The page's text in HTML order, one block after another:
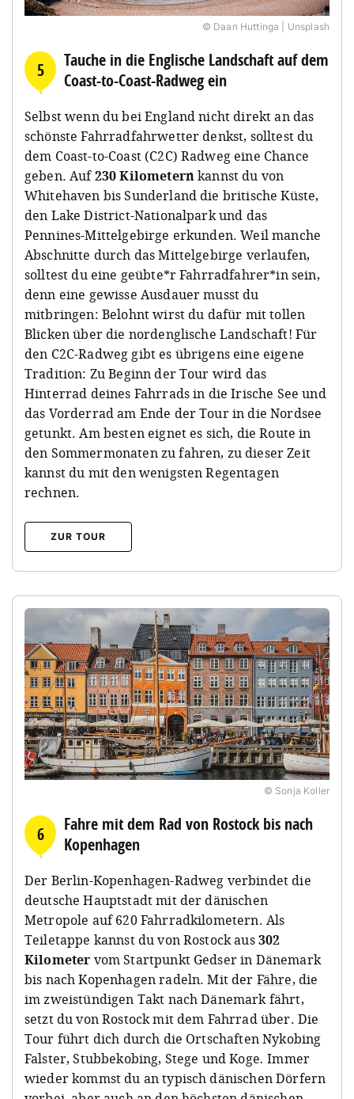
© Daan Huttinga | Unsplash
5
Tauche in die Englische Landschaft auf dem
Coast-to-Coast-Radweg ein
Selbst wenn du bei England nicht direkt an das
schönste Fahrradfahrwetter denkst, solltest du
dem Coast-to-Coast (C2C) Radweg eine Chance
geben. Auf230 Kilometernkannst du von
Whitehaven bis Sunderland die britische Küste,
den Lake District-Nationalpark und das
Pennines-Mittelgebirge erkunden. Weil manche
Abschnitte durch das Mittelgebirge verlaufen,
solltest du eine geübte*r Fahrradfahrer*in sein,
denn eine gewisse Ausdauer musst du
mitbringen: Belohnt wirst du dafür mit tollen
Blicken über die nordenglische Landschaft! Für
den C2C-Radweg gibt es übrigens eine eigene
Tradition: Zu Beginn der Tour wird das
Hinterrad deines Fahrrads in die Irische See und
das Vorderrad am Ende der Tour in die Nordsee
getunkt. Am besten eignet es sich, die Route in
den Sommermonaten zu fahren, zu dieser Zeit
kannst du mit den wenigsten Regentagen
rechnen.
ZUR TOUR
© Sonja Koller
6
Fahre mit dem Rad von Rostock bis nach
Kopenhagen
Der Berlin-Kopenhagen-Radweg verbindet die
deutsche Hauptstadt mit der dänischen
Metropole auf 620 Fahrradkilometern. Als
Teiletappe kannst du von Rostock aus302
Kilometer vom Startpunkt Gedser in Dänemark
bis nach Kopenhagen radeln. Mit der Fähre, die
im zweistündigen Takt nach Dänemark fährt,
setzt du von Rostock mit dem Fahrrad über. Die
Tour führt dich durch die Ortschaften Nykobing
Falster, Stubbekobing, Stege und Koge.Immer
wieder kommst du an typisch dänischen Dörfern